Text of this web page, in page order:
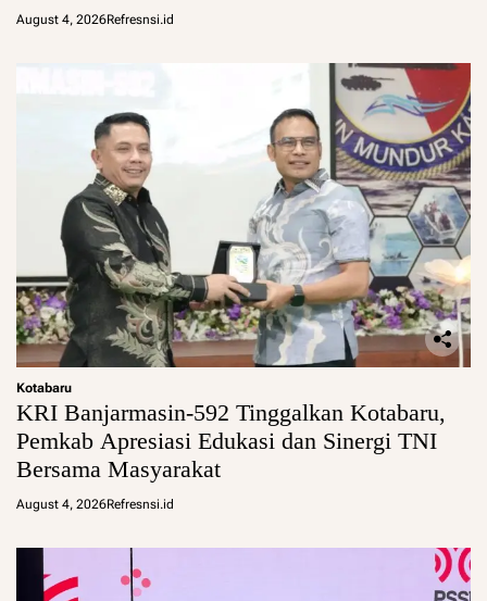
August 4, 2026Refresnsi.id
Kotabaru
KRI Banjarmasin-592 Tinggalkan Kotabaru,
Pemkab Apresiasi Edukasi dan Sinergi TNI
Bersama Masyarakat
August 4, 2026Refresnsi.id